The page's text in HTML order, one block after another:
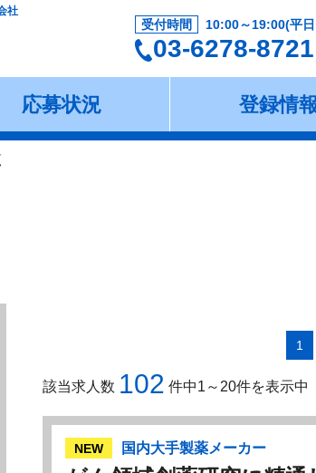
社
受付時間 10:00～19:00(平日
03-6278-8721
応募状況 登録情
1
該当求人数 102 件中1～20件を表示中
NEW 国内大手製薬メーカー